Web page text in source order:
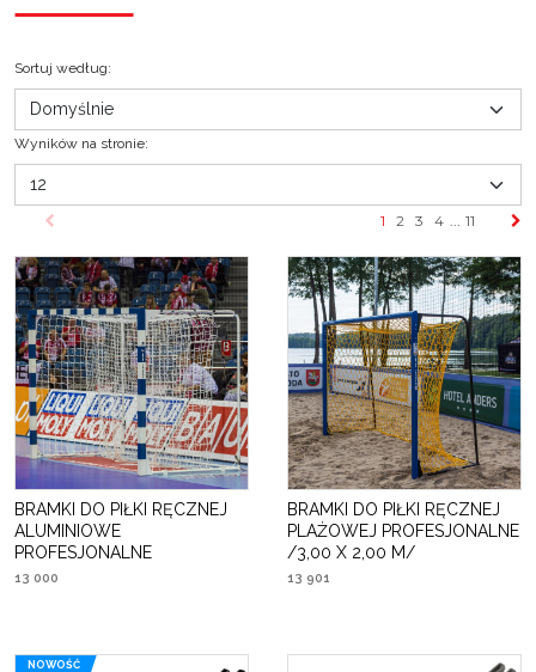
Sortuj według:
Wyników na stronie:
1 2 3 4 ... 11
BRAMKI DO PIŁKI RĘCZNEJ
ALUMINIOWE
PROFESJONALNE
13 000
BRAMKI DO PIŁKI RĘCZNEJ
PLAŻOWEJ PROFESJONALNE
/3,00 X 2,00 M/
13 901
NOWOŚĆ